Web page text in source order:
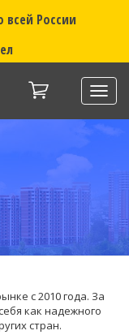
всей России
с 2010 года. За
как надежного
стран.